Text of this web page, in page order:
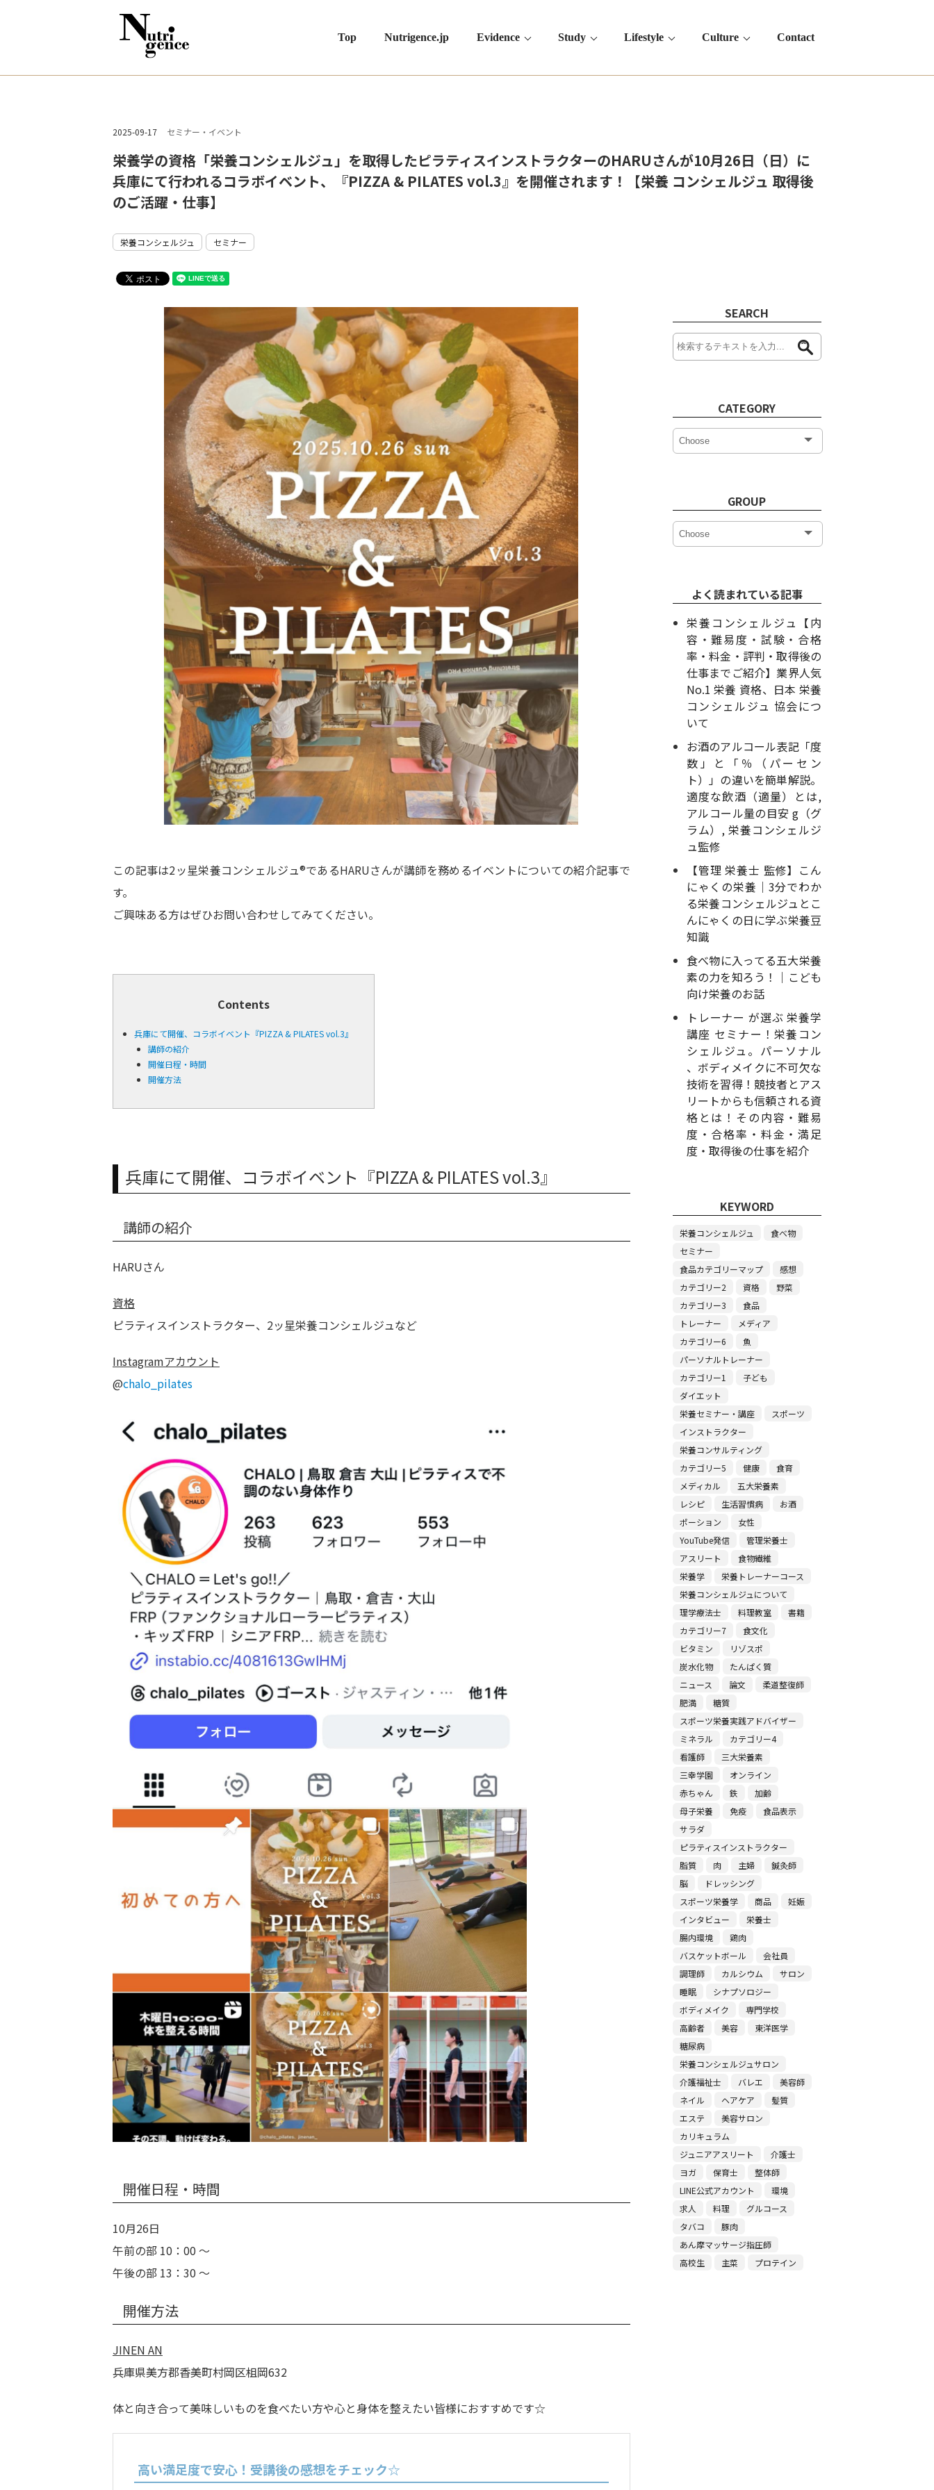
Top Nutrigence.jp Evidence Study Lifestyle Culture Contact
2025-09-17 セミナー・イベント
栄養学の資格「栄養コンシェルジュ」を取得したピラティスインストラクターのHARUさんが10月26日（日）に
兵庫にて行われるコラボイベント、『PIZZA & PILATES vol.3』を開催されます！【栄養 コンシェルジュ 取得後
のご活躍・仕事】
栄養コンシェルジュ セミナー
この記事は2ッ星栄養コンシェルジュ®であるHARUさんが講師を務めるイベントについての紹介記事で
す。
ご興味ある方はぜひお問い合わせしてみてください。
Contents
兵庫にて開催、コラボイベント『PIZZA & PILATES vol.3』
講師の紹介
開催日程・時間
開催方法
兵庫にて開催、コラボイベント『PIZZA & PILATES vol.3』
講師の紹介
HARUさん
資格
ピラティスインストラクター、2ッ星栄養コンシェルジュなど
Instagramアカウント
@chalo_pilates
開催日程・時間
10月26日
午前の部 10：00 ～
午後の部 13：30 ～
開催方法
JINEN AN
兵庫県美方郡香美町村岡区柤岡632
体と向き合って美味しいものを食べたい方や心と身体を整えたい皆様におすすめです☆
高い満足度で安心！受講後の感想をチェック☆
SEARCH
CATEGORY
GROUP
よく読まれている記事
栄養コンシェルジュ【内
容・難易度・試験・合格
率・料金・評判・取得後の
仕事までご紹介】業界人気
No.1 栄養 資格、日本 栄養
コンシェルジュ 協会につ
いて
お酒のアルコール表記「度
数」と「％（パーセン
ト）」の違いを簡単解説。
適度な飲酒（適量）とは,
アルコール量の目安 g（グ
ラム）, 栄養コンシェルジ
ュ監修
【管理 栄養士 監修】こん
にゃくの栄養｜3分でわか
る栄養コンシェルジュとこ
んにゃくの日に学ぶ栄養豆
知識
食べ物に入ってる五大栄養
素の力を知ろう！｜こども
向け栄養のお話
トレーナー が選ぶ 栄養学
講座 セミナー！栄養コン
シェルジュ。パーソナル
、ボディメイクに不可欠な
技術を習得！競技者とアス
リートからも信頼される資
格とは！その内容・難易
度・合格率・料金・満足
度・取得後の仕事を紹介
KEYWORD
栄養コンシェルジュ
食べ物
セミナー
食品カテゴリーマップ
感想
カテゴリー2
資格
野菜
カテゴリー3
食品
トレーナー
メディア
カテゴリー6
魚
パーソナルトレーナー
カテゴリー1
子ども
ダイエット
栄養セミナー・講座
スポーツ
インストラクター
栄養コンサルティング
カテゴリー5
健康
食育
メディカル
五大栄養素
レシピ
生活習慣病
お酒
ポーション
女性
YouTube発信
管理栄養士
アスリート
食物繊維
栄養学
栄養トレーナーコース
栄養コンシェルジュについて
理学療法士
料理教室
書籍
カテゴリー7
食文化
ビタミン
リゾスポ
炭水化物
たんぱく質
ニュース
論文
柔道整復師
肥満
糖質
スポーツ栄養実践アドバイザー
ミネラル
カテゴリー4
看護師
三大栄養素
三幸学園
オンライン
赤ちゃん
鉄
加齢
母子栄養
免疫
食品表示
サラダ
ピラティスインストラクター
脂質
肉 主婦
鍼灸師
脳
ドレッシング
スポーツ栄養学
商品
妊娠
インタビュー
栄養士
腸内環境
鶏肉
バスケットボール
会社員
調理師
カルシウム
サロン
睡眠
シナプソロジー
ボディメイク
専門学校
高齢者
美容
東洋医学
糖尿病
栄養コンシェルジュサロン
介護福祉士
バレエ
美容師
ネイル
ヘアケア
髪質
エステ
美容サロン
カリキュラム
ジュニアアスリート
介護士
ヨガ
保育士
整体師
LINE公式アカウント
環境
求人
料理
グルコース
タバコ
豚肉
あん摩マッサージ指圧師
高校生
主菜 プロテイン